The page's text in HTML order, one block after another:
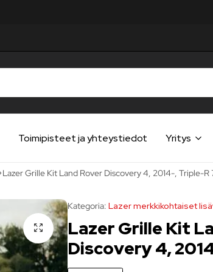
Toimipisteet ja yhteystiedot Yritys
Lazer Grille Kit Land Rover Discovery 4, 2014-, Triple-R
Kategoria: Lazer merkkikohtaiset
Lazer Grille Kit
Discovery 4,